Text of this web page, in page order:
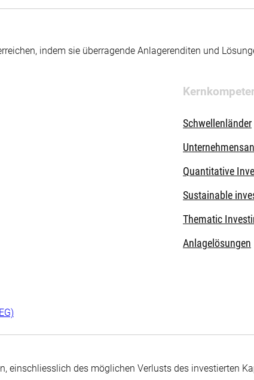
indem sie überragende Anlagerenditen und
Schwellenländer
Quantitative
Sustainable
Thematic
Anlagelösungen
einschliesslich des möglichen Verlusts des investierten